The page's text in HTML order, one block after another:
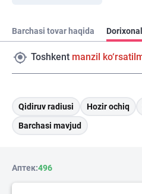
Barchasi tovar haqida
Toshkent manzil
Qidiruv radiusi Hozir ochiq
Barchasi mavjud
Аптек:496